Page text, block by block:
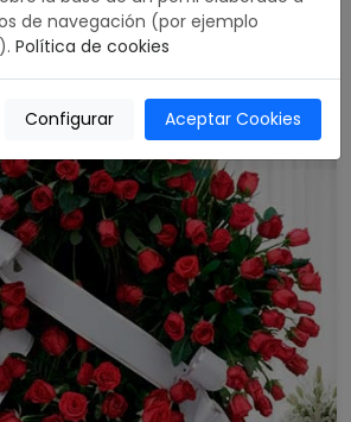
de navegación (por ejemplo
Política de cookies
Configurar Aceptar Cookies